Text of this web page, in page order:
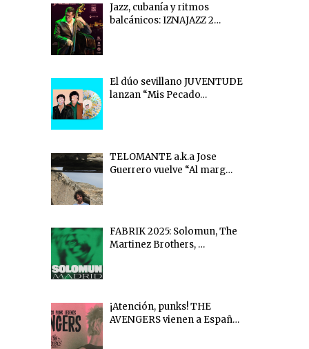
Jazz, cubanía y ritmos
balcánicos: IZNAJAZZ 2…
El dúo sevillano JUVENTUDE
lanzan “Mis Pecado…
TELOMANTE a.k.a Jose
Guerrero vuelve “Al marg…
FABRIK 2025: Solomun, The
Martinez Brothers, …
¡Atención, punks! THE
AVENGERS vienen a Españ…